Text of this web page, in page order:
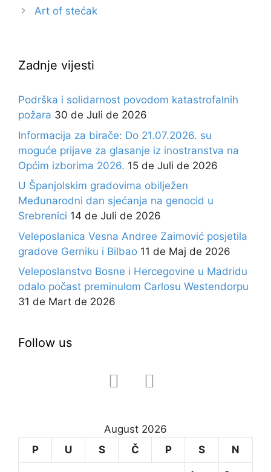
Art of stećak
Zadnje vijesti
Podrška i solidarnost povodom katastrofalnih
požara 30 de Juli de 2026
Informacija za birače: Do 21.07.2026. su
moguće prijave za glasanje iz inostranstva na
Općim izborima 2026. 15 de Juli de 2026
U Španjolskim gradovima obilježen
Međunarodni dan sjećanja na genocid u
Srebrenici 14 de Juli de 2026
Veleposlanica Vesna Andree Zaimović posjetila
gradove Gerniku i Bilbao 11 de Maj de 2026
Veleposlanstvo Bosne i Hercegovine u Madridu
odalo počast preminulom Carlosu Westendorpu
31 de Mart de 2026
Follow us
August 2026
P
U S Č P S N